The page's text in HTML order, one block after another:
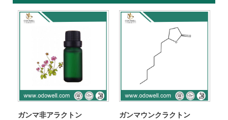
ガンマ非アラクトン ガンマウンクラクトン